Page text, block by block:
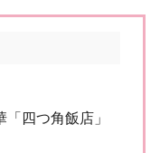
四つ角飯店」